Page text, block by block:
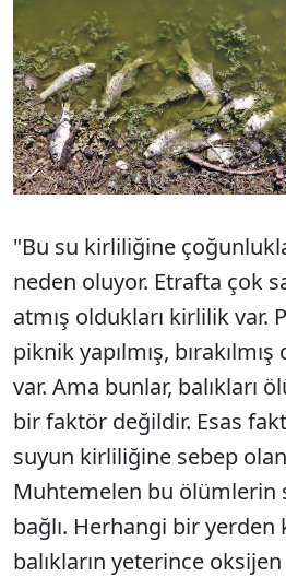
"Bu su kirliliğine
neden oluyor. Etrafta çok
atmış oldukları kirlilik var.
piknik yapılmış,
var. Ama bunlar, balıkları
bir faktör değildir. Esas
suyun kirliliğine sebep
Muhtemelen bu ölümlerin
bağlı. Herhangi bir yerden
balıkların yeterince